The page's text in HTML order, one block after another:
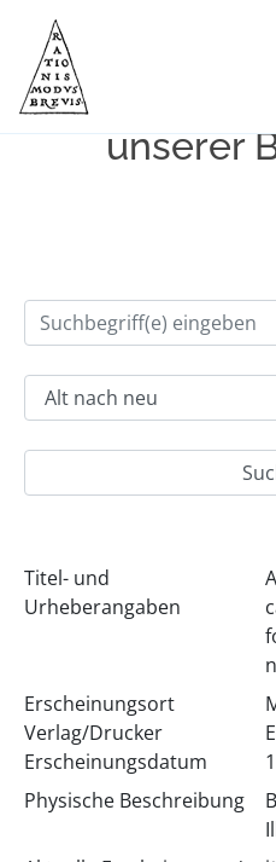
Einfache
unserer
Titel- und
Urheberangaben
Erscheinungsort
Verlag/Drucker
Erscheinungsdatum
Physische Beschreibung